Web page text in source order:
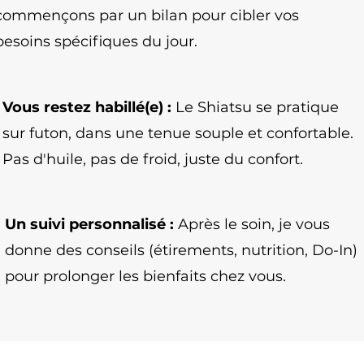
à fait possible de prévoir plusieurs séances, chacune
ou approximative, une lecture reste possible,
être abordés avec prudence, et cela sera toujours
elles remboursées par les assurances ?
sont généralement pas prises en charge par les
personnel et de bien-être, au même titre que le
par un bilan pour cibler vos
spécifiques du jour.
Vous restez habillé(e) : Le Shiatsu se pratique
sur futon, dans une tenue souple et confortable.
Pas d'huile, pas de froid, juste du confort.
Un suivi personnalisé : Après le soin, je vous
donne des conseils (étirements, nutrition, Do-In)
pour prolonger les bienfaits chez vous.